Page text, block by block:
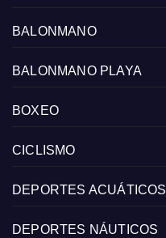
BALONMANO
BALONMANO PLAYA
BOXEO
CICLISMO
DEPORTES ACUÁTICOS
DEPORTES NÁUTICOS